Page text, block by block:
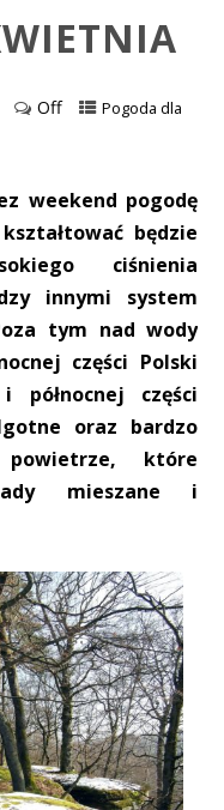
Off
Pogoda dla
weekend pogodę
będzie
ciśnienia
innymi system
tym nad wody
części Polski
północnej części
oraz bardzo
które
mieszane i